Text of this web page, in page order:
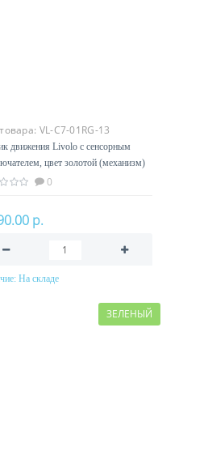
VL-C7-01RG-13
движения Livolo с сенсорным
цвет золотой (механизм)
0
р.
На складе
ЗЕЛЕНЫЙ